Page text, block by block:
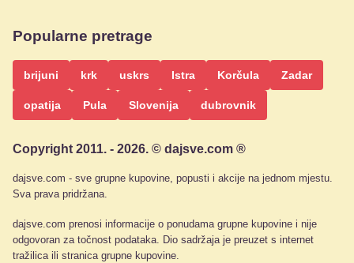
Popularne pretrage
brijuni krk uskrs Istra Korčula Zadar
opatija Pula Slovenija dubrovnik
Copyright 2011. - 2026. © dajsve.com ®
dajsve.com - sve grupne kupovine, popusti i akcije na jednom mjestu.
Sva prava pridržana.
dajsve.com prenosi informacije o ponudama grupne kupovine i nije
odgovoran za točnost podataka. Dio sadržaja je preuzet s internet
tražilica ili stranica grupne kupovine.